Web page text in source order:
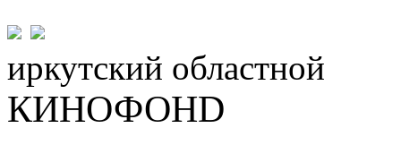
иркутский областной
КИНОФОНD